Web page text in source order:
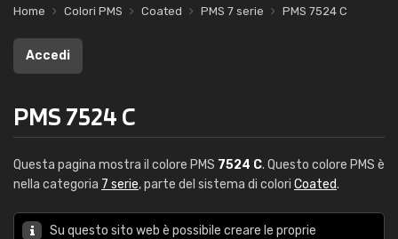
Home Colori PMS Coated PMS 7 serie PMS 7524 C
Accedi
PMS 7524 C
Questa pagina mostra il colore PMS 7524 C. Questo colore PMS è
nella categoria 7 serie, parte del sistema di colori Coated.
Su questo sito web è possibile creare le proprie